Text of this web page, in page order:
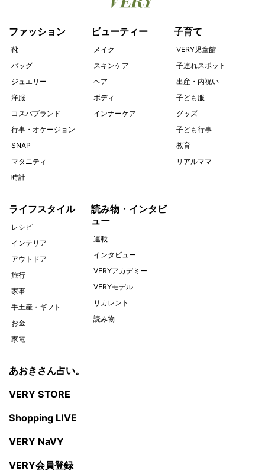
ファッション
靴
バッグ
ジュエリー
洋服
コスパブランド
行事・オケージョン
SNAP
マタニティ
時計
ビューティー
メイク
スキンケア
ヘア
ボディ
インナーケア
子育て
VERY児童館
子連れスポット
出産・内祝い
子ども服
グッズ
子ども行事
教育
リアルママ
ライフスタイル
レシピ
インテリア
アウトドア
旅行
家事
手土産・ギフト
お金
家電
読み物・インタビ
ュー
連載
インタビュー
VERYアカデミー
VERYモデル
リカレント
読み物
あおきさん占い。
VERY STORE
Shopping LIVE
VERY NaVY
VERY会員登録